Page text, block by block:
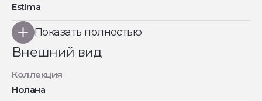
Estima
Показать полностью
Внешний вид
Коллекция
Нолана